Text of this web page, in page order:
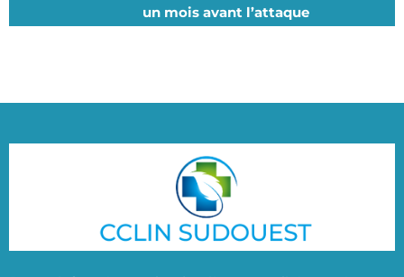
un mois avant l’attaque